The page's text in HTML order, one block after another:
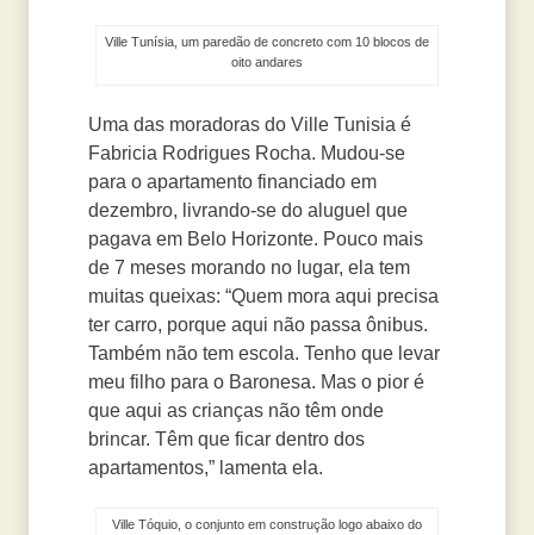
Ville Tunísia, um paredão de concreto com 10 blocos de
oito andares
Uma das moradoras do Ville Tunisia é
Fabricia Rodrigues Rocha. Mudou-se
para o apartamento financiado em
dezembro, livrando-se do aluguel que
pagava em Belo Horizonte. Pouco mais
de 7 meses morando no lugar, ela tem
muitas queixas: “Quem mora aqui precisa
ter carro, porque aqui não passa ônibus.
Também não tem escola. Tenho que levar
meu filho para o Baronesa. Mas o pior é
que aqui as crianças não têm onde
brincar. Têm que ficar dentro dos
apartamentos,” lamenta ela.
Ville Tóquio, o conjunto em construção logo abaixo do